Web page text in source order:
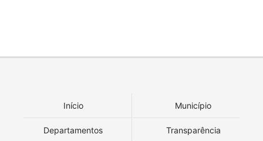
Início Município
Departamentos Transparência